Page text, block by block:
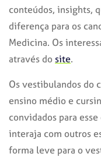
conteúdos, insights,
diferença para os
Medicina. Os
através dosite.
Os vestibulandos do
ensino médio e
convidados para
interaja com outros
forma leve para o